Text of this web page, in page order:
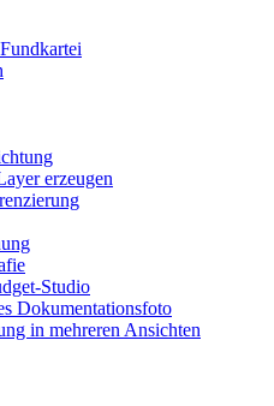
erzeugen
Studio
Dokumentationsfoto
in mehreren Ansichten